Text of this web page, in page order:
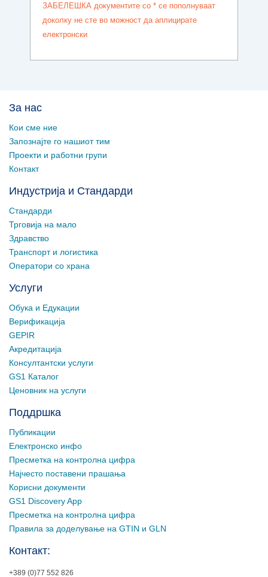
ЗАБЕЛЕШКА документите со * се пополнуваат
доколку не сте во можност да аплицирате
електронски
За нас
Кои сме ние
Запознајте го нашиот тим
Проекти и работни групи
Контакт
Индустрија и Стандарди
Стандарди
Трговија на мало
Здравство
Транспорт и логистика
Оператори со храна
Услуги
Обука и Едукации
Верификација
GEPIR
Акредитација
Консултантски услуги
GS1 Каталог
Ценовник на услуги
Поддршка
Публикации
Електронско инфо
Пресметка на контролна цифра
Најчесто поставени прашања
Корисни документи
GS1 Discovery App
Пресметка на контролна цифра
Правила за доделување на GTIN и GLN
Контакт:
+389 (0)77 552 826